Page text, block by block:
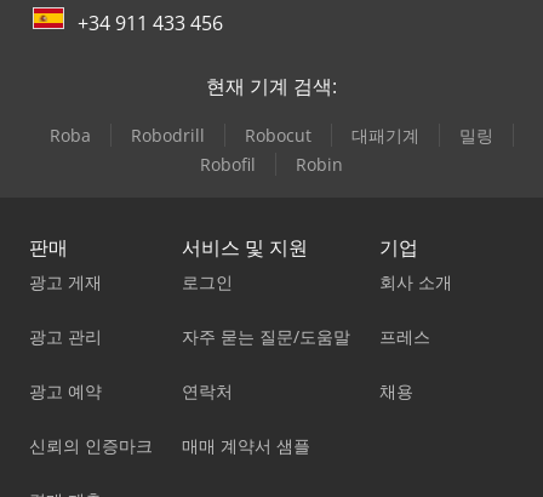
+34 911 433 456
현재 기계 검색:
Roba Robodrill Robocut 대패기계
밀링
Robofil
Robin
판매
광고 게재
광고 관리
광고 예약
신뢰의 인증마크
서비스 및 지원
로그인
자주 묻는 질문/도움말
연락처
매매 계약서 샘플
기업
회사 소개
프레스
채용